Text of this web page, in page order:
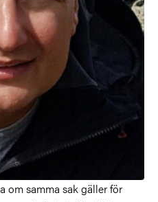
om samma sak gäller för